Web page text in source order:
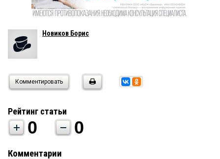
Новиков Борис
Комментировать
Рейтинг статьи
0 0
Комментарии